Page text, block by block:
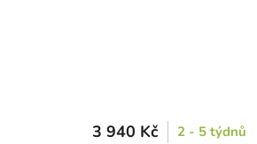
3 940 Kč 2 - 5 týdnů